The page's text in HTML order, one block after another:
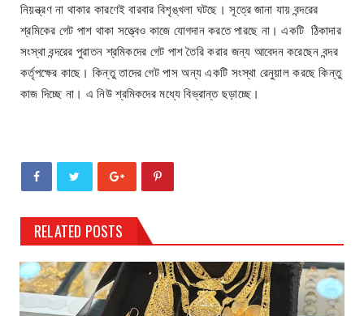
নিয়ন্ত্রণ না থাকার কারণেই বারবার বিশৃঙ্খলা ঘটছে। সূত্রে জানা যায় বন্দরের
শ্রমিকের গেট পাশ থাকা সত্ত্বেও কাজে যোগদান করতে পারছে না। একটি ঠিকাদার
সংস্থা বন্দরের পুরাতন শ্রমিকদের গেট পাশ তৈরি করার জন্য আবেদন করেছেন বন্দর
কর্তৃপক্ষের কাছে। কিন্তু তাদের গেট পাস অন্য একটি সংস্থা রেনুয়াল করছে কিন্তু
কাজ দিচ্ছে না। এ নিউ শ্রমিকদের মধ্যে বিভ্রান্ত ছড়াচ্ছে।
RELATED POSTS